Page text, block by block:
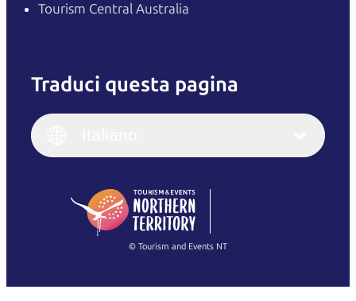
Tourism Central Australia
Traduci questa pagina
English
(Singapore)
Italiano
繁體中文
© Tourism and Events NT